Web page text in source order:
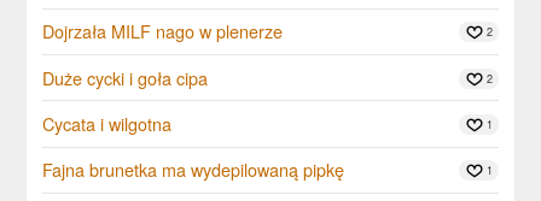
Dojrzała MILF nago w plenerze 2
Duże cycki i goła cipa 2
Cycata i wilgotna 1
Fajna brunetka ma wydepilowaną pipkę 1